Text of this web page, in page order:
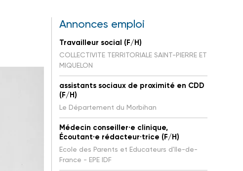
Annonces emploi
Travailleur social (F/H)
COLLECTIVITE TERRITORIALE SAINT-PIERRE ET
MIQUELON
assistants sociaux de proximité en CDD
(F/H)
Le Département du Morbihan
Médecin conseiller·e clinique,
Écoutant·e rédacteur·trice (F/H)
Ecole des Parents et Educateurs d'Ile-de-
France - EPE IDF